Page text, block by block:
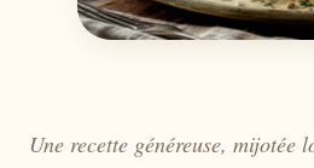
Une recette généreuse, mijotée